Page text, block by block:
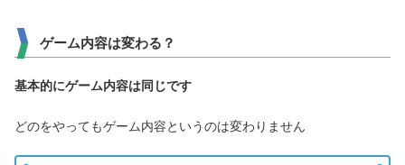
ゲーム内容は変わる？
基本的にゲーム内容は同じです
どのをやってもゲーム内容というのは変わりません